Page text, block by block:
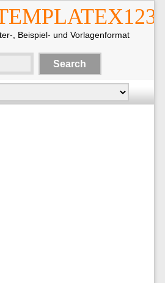
, Beispiel- und Vorlagenformat